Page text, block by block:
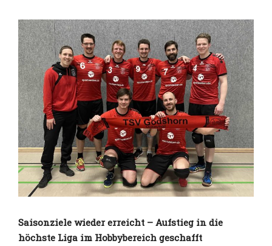
Saisonziele wieder erreicht – Aufstieg in die
höchste Liga im Hobbybereich geschafft